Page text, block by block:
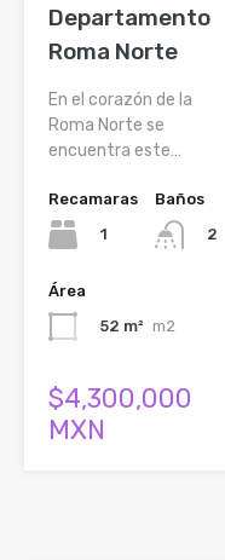
Departamento
Roma Norte
En el corazón de la
Roma Norte se
encuentra este…
Recamaras
1
Baños
2
Área
52 m² m2
$4,300,000
MXN